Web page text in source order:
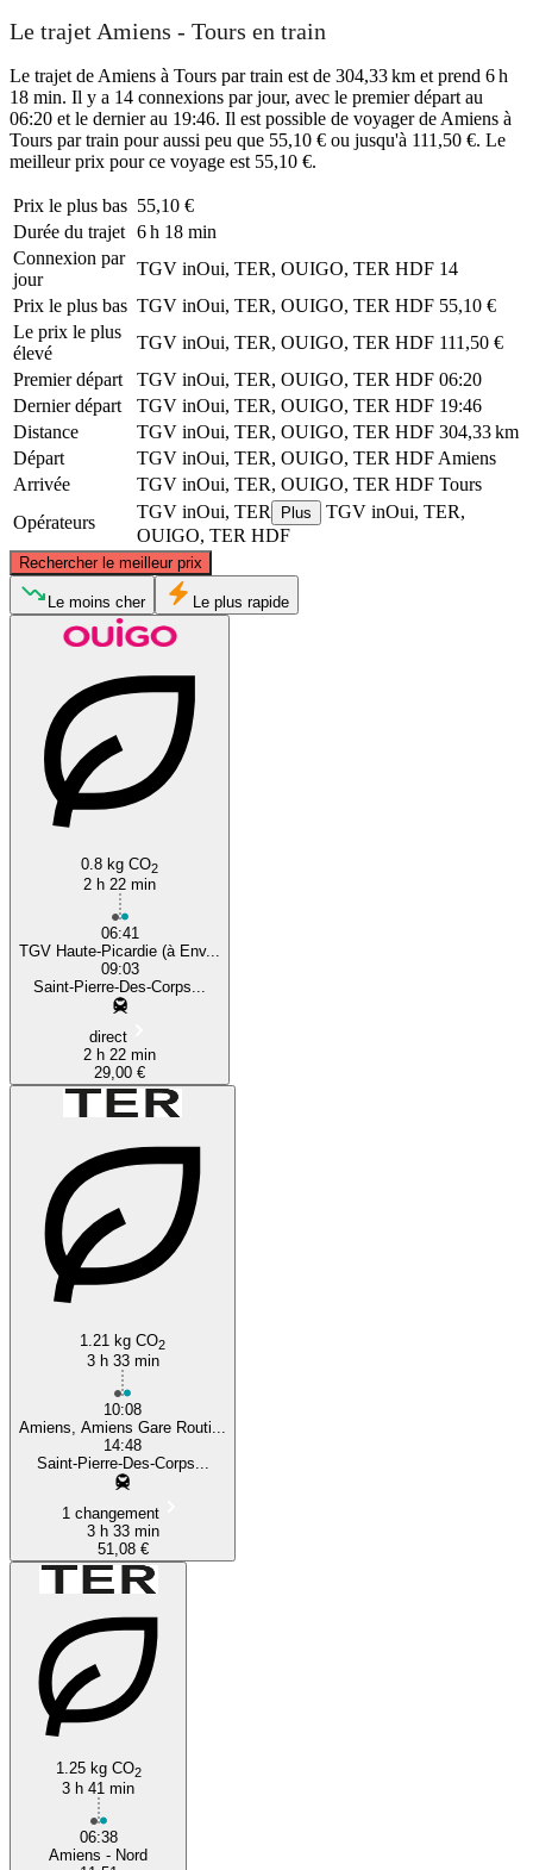
Le trajet Amiens - Tours en train
Le trajet de Amiens à Tours par train est de 304,33 km et prend 6 h
18 min. Il y a 14 connexions par jour, avec le premier départ au
06:20 et le dernier au 19:46. Il est possible de voyager de Amiens à
Tours par train pour aussi peu que 55,10 € ou jusqu'à 111,50 €. Le
meilleur prix pour ce voyage est 55,10 €.
Prix ​​le plus bas 55,10 €
Durée du trajet 6 h 18 min
Connexion par
jour
TGV inOui, TER, OUIGO, TER HDF 14
Prix ​​le plus bas TGV inOui, TER, OUIGO, TER HDF 55,10 €
Le prix le plus
élevé
TGV inOui, TER, OUIGO, TER HDF 111,50 €
Premier départ
TGV inOui, TER, OUIGO, TER HDF 06:20
Dernier départ
TGV inOui, TER, OUIGO, TER HDF 19:46
Distance
TGV inOui, TER, OUIGO, TER HDF 304,33 km
Départ
TGV inOui, TER, OUIGO, TER HDF Amiens
Arrivée
TGV inOui, TER, OUIGO, TER HDF Tours
Opérateurs
TGV inOui, TER Plus
TGV inOui, TER,
OUIGO, TER HDF
Rechercher le meilleur prix
©CARTO
Le moins cher Le plus rapide
0.8 kg CO2
2 h 22 min
06:41
TGV Haute-Picardie (à Env...
09:03
Saint-Pierre-Des-Corps...
direct
2 h 22 min
29,00 €
1.21 kg CO2
3 h 33 min
10:08
Amiens, Amiens Gare Routi...
14:48
Saint-Pierre-Des-Corps...
1 changement
3 h 33 min
51,08 €
1.25 kg CO2
3 h 41 min
06:38
Amiens - Nord